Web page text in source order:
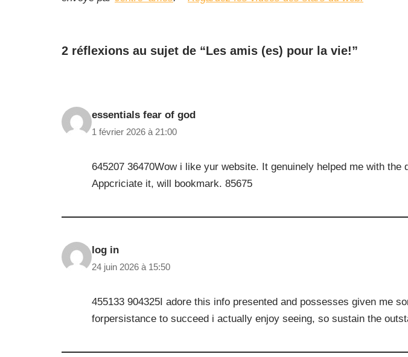
2 réflexions au sujet de “Les amis (es) pour la vie!”
essentials fear of god
1 février 2026 à 21:00
645207 36470Wow i like yur website. It genuinely helped me with the
Appcriciate it, will bookmark. 85675
log in
24 juin 2026 à 15:50
455133 904325I adore this info presented and possesses given me
forpersistance to succeed i actually enjoy seeing, so sustain the